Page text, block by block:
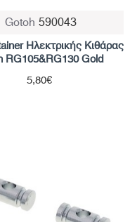
Gotoh 590043
Ηλεκτρικής Κιθάρας
RG105&RG130 Gold
5,80€